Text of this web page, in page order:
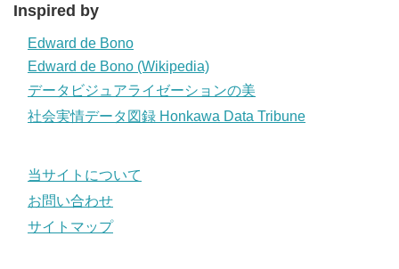
Inspired by
Edward de Bono
Edward de Bono (Wikipedia)
データビジュアライゼーションの美
社会実情データ図録 Honkawa Data Tribune
当サイトについて
お問い合わせ
サイトマップ